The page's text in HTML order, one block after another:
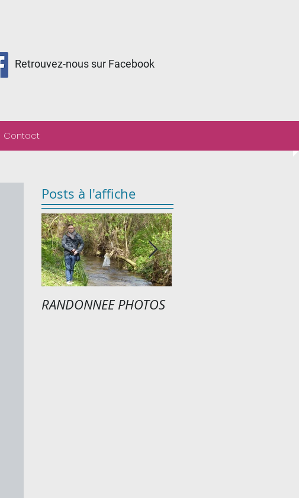
Retrouvez-nous sur Facebook
Contact
Posts à l'affiche
RANDONNEE PHOTOS